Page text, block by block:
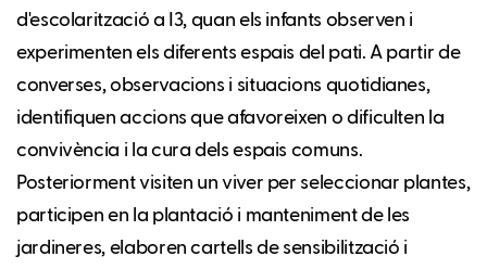
d'escolarització a I3, quan els infants observen i
experimenten els diferents espais del pati. A partir de
converses, observacions i situacions quotidianes,
identifiquen accions que afavoreixen o dificulten la
convivència i la cura dels espais comuns.
Posteriorment visiten un viver per seleccionar plantes,
participen en la plantació i manteniment de les
jardineres, elaboren cartells de sensibilització i